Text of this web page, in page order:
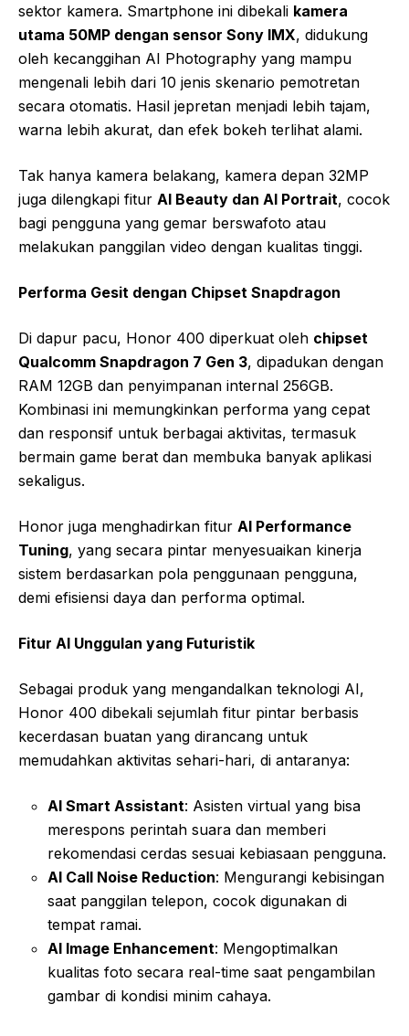
sektor kamera. Smartphone ini dibekali kamera
utama 50MP dengan sensor Sony IMX, didukung
oleh kecanggihan AI Photography yang mampu
mengenali lebih dari 10 jenis skenario pemotretan
secara otomatis. Hasil jepretan menjadi lebih tajam,
warna lebih akurat, dan efek bokeh terlihat alami.
Tak hanya kamera belakang, kamera depan 32MP
juga dilengkapi fitur AI Beauty dan AI Portrait, cocok
bagi pengguna yang gemar berswafoto atau
melakukan panggilan video dengan kualitas tinggi.
Performa Gesit dengan Chipset Snapdragon
Di dapur pacu, Honor 400 diperkuat oleh chipset
Qualcomm Snapdragon 7 Gen 3, dipadukan dengan
RAM 12GB dan penyimpanan internal 256GB.
Kombinasi ini memungkinkan performa yang cepat
dan responsif untuk berbagai aktivitas, termasuk
bermain game berat dan membuka banyak aplikasi
sekaligus.
Honor juga menghadirkan fitur AI Performance
Tuning, yang secara pintar menyesuaikan kinerja
sistem berdasarkan pola penggunaan pengguna,
demi efisiensi daya dan performa optimal.
Fitur AI Unggulan yang Futuristik
Sebagai produk yang mengandalkan teknologi AI,
Honor 400 dibekali sejumlah fitur pintar berbasis
kecerdasan buatan yang dirancang untuk
memudahkan aktivitas sehari-hari, di antaranya:
AI Smart Assistant: Asisten virtual yang bisa
merespons perintah suara dan memberi
rekomendasi cerdas sesuai kebiasaan pengguna.
AI Call Noise Reduction: Mengurangi kebisingan
saat panggilan telepon, cocok digunakan di
tempat ramai.
AI Image Enhancement: Mengoptimalkan
kualitas foto secara real-time saat pengambilan
gambar di kondisi minim cahaya.